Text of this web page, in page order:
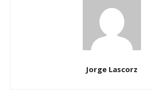
Jorge Lascorz